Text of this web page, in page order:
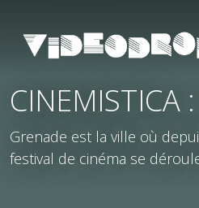
CINEMISTICA
Grenade est la ville où
festival de cinéma se